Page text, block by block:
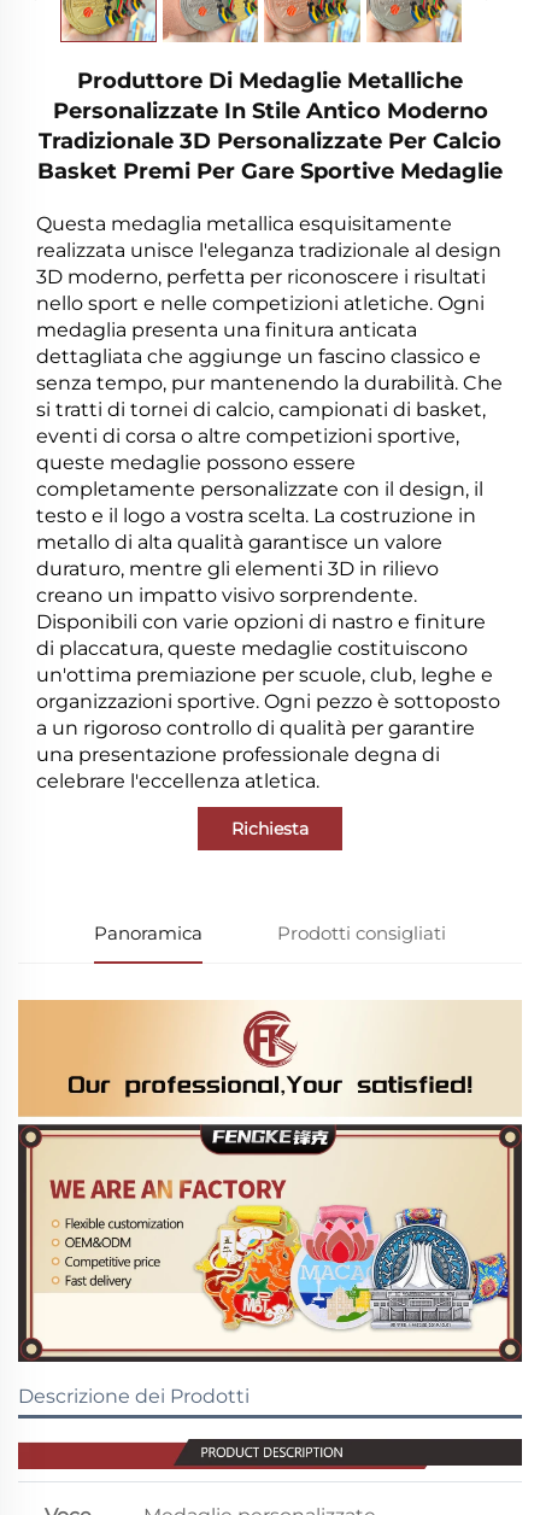
Produttore Di Medaglie Metalliche
Personalizzate In Stile Antico Moderno
Tradizionale 3D Personalizzate Per Calcio
Basket Premi Per Gare Sportive Medaglie
Questa medaglia metallica esquisitamente
realizzata unisce l'eleganza tradizionale al design
3D moderno, perfetta per riconoscere i risultati
nello sport e nelle competizioni atletiche. Ogni
medaglia presenta una finitura anticata
dettagliata che aggiunge un fascino classico e
senza tempo, pur mantenendo la durabilità. Che
si tratti di tornei di calcio, campionati di basket,
eventi di corsa o altre competizioni sportive,
queste medaglie possono essere
completamente personalizzate con il design, il
testo e il logo a vostra scelta. La costruzione in
metallo di alta qualità garantisce un valore
duraturo, mentre gli elementi 3D in rilievo
creano un impatto visivo sorprendente.
Disponibili con varie opzioni di nastro e finiture
di placcatura, queste medaglie costituiscono
un'ottima premiazione per scuole, club, leghe e
organizzazioni sportive. Ogni pezzo è sottoposto
a un rigoroso controllo di qualità per garantire
una presentazione professionale degna di
celebrare l'eccellenza atletica.
Richiesta
Panoramica Prodotti consigliati
Descrizione dei Prodotti